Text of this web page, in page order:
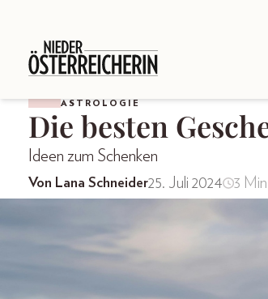
ASTROLOGIE
Die besten
Ideen zum Schenken
Von Lana Schneider25. Juli 2024 3